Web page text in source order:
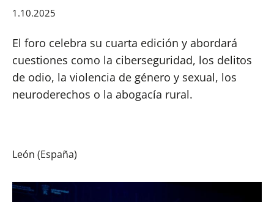
1.10.2025
El foro celebra su cuarta edición y abordará
cuestiones como la ciberseguridad, los delitos
de odio, la violencia de género y sexual, los
neuroderechos o la abogacía rural.
León (España)